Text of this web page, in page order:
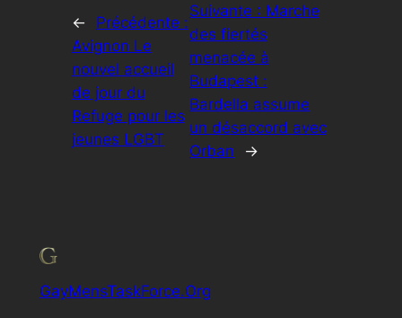
←
Précédente :
Avignon Le
nouvel accueil
de jour du
Refuge pour les
jeunes LGBT
Suivante : Marche
des fiertés
menacée à
Budapest :
Bardella assume
un désaccord avec
Orban
→
GayMensTaskForce.Org